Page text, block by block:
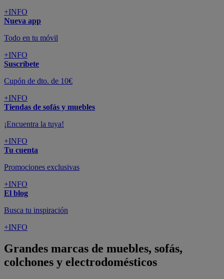
+INFO
Nueva app
Todo en tu móvil
+INFO
Suscríbete
Cupón de dto. de 10€
+INFO
Tiendas de sofás y muebles
¡Encuentra la tuya!
+INFO
Tu cuenta
Promociones exclusivas
+INFO
El blog
Busca tu inspiración
+INFO
Grandes marcas de muebles, sofás,
colchones y electrodomésticos